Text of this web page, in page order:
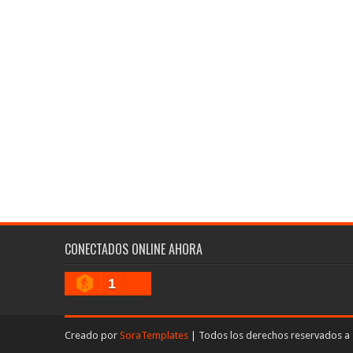
CONECTADOS ONLINE AHORA
1
Creado por SoraTemplates | Todos los derechos reservados a